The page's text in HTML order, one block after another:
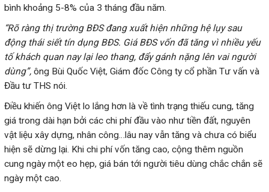
bình khoảng 5-8% của 3 tháng đầu năm.
“Rõ ràng thị trường BĐS đang xuất hiện những hệ lụy sau
động thái siết tín dụng BĐS. Giá BĐS vốn đã tăng vì nhiều yếu
tố khách quan nay lại leo thang, đẩy gánh nặng lên vai người
dùng”, ông Bùi Quốc Việt, Giám đốc Công ty cổ phần Tư vấn và
Đầu tư THS nói.
Điều khiến ông Việt lo lắng hơn là về tình trạng thiếu cung, tăng
giá trong dài hạn bởi các chi phí đầu vào như tiền đất, nguyên
vật liệu xây dựng, nhân công…lâu nay vẫn tăng và chưa có biểu
hiện sẽ dừng lại. Khi chi phí vốn tăng cao, cộng thêm nguồn
cung ngày một eo hẹp, giá bán tới người tiêu dùng chắc chắn sẽ
ngày một cao.